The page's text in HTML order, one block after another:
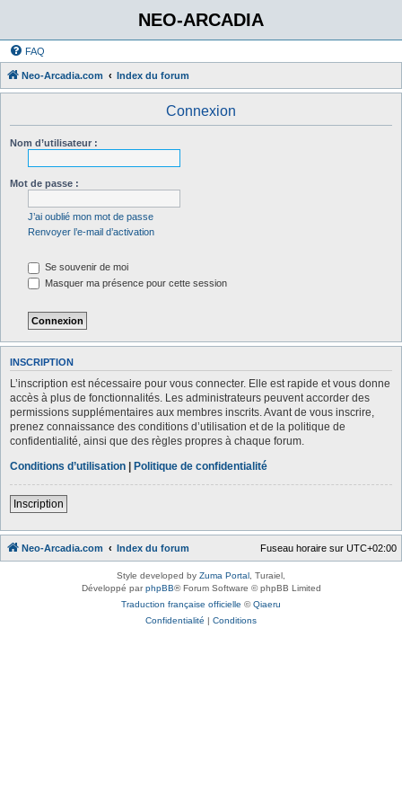
NEO-ARCADIA
FAQ
Neo-Arcadia.com Index du forum
Connexion
Nom d’utilisateur :
Mot de passe :
J’ai oublié mon mot de passe
Renvoyer l’e-mail d’activation
Se souvenir de moi
Masquer ma présence pour cette session
INSCRIPTION
L’inscription est nécessaire pour vous connecter. Elle est rapide et vous donne
accès à plus de fonctionnalités. Les administrateurs peuvent accorder des
permissions supplémentaires aux membres inscrits. Avant de vous inscrire,
prenez connaissance des conditions d’utilisation et de la politique de
confidentialité, ainsi que des règles propres à chaque forum.
Conditions d’utilisation | Politique de confidentialité
Inscription
Neo-Arcadia.com Index du forum Fuseau horaire sur UTC+02:00
Style developed by Zuma Portal , Turaiel,
Développé parphpBB® Forum Software © phpBB Limited
Traduction française officielle ©Qiaeru
Confidentialité | Conditions